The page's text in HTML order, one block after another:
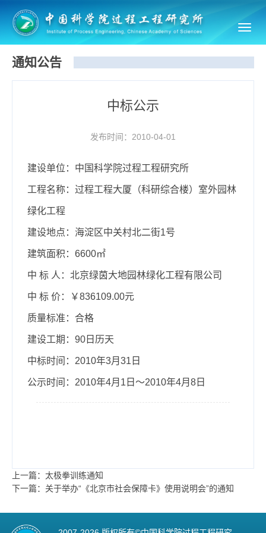
通知公告
中标公示
发布时间：2010-04-01
建设单位：中国科学院过程工程研究所
工程名称：过程工程大厦（科研综合楼）室外园林
绿化工程
建设地点：海淀区中关村北二街1号
建筑面积：6600㎡
中 标 人：北京绿茵大地园林绿化工程有限公司
中 标 价：￥836109.00元
质量标准：合格
建设工期：90日历天
中标时间：2010年3月31日
公示时间：2010年4月1日～2010年4月8日
上一篇：太极拳训练通知
下一篇：关于举办“《北京市社会保障卡》使用说明会”的通知